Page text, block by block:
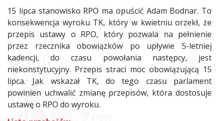
15 lipca stanowisko RPO ma opuścić Adam Bodnar. To
konsekwencja wyroku TK, który w kwietniu orzekł, że
przepis ustawy o RPO, który pozwala na pełnienie
przez rzecznika obowiązków po upływie 5-letniej
kadencji, do czasu powołania następcy, jest
niekonstytucyjny. Przepis straci moc obowiązującą 15
lipca. Jak wskazał TK, do tego czasu parlament
powinien uchwalić zmianę przepisów, która dostosuje
ustawę o RPO do wyroku.